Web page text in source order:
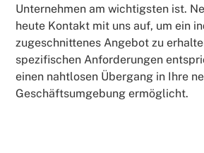
Unternehmen am wichtigsten ist.
heute Kontakt mit uns auf, um ein
zugeschnittenes Angebot zu
spezifischen Anforderungen
einen nahtlosen Übergang in Ihre
Geschäftsumgebung ermöglicht.